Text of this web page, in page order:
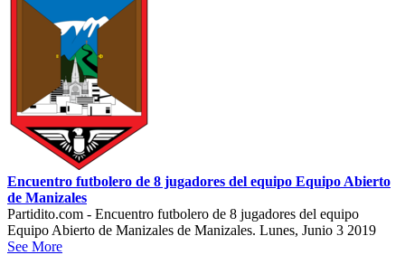
Encuentro futbolero de 8 jugadores del equipo Equipo Abierto
de Manizales
Partidito.com - Encuentro futbolero de 8 jugadores del equipo
Equipo Abierto de Manizales de Manizales. Lunes, Junio 3 2019
See More